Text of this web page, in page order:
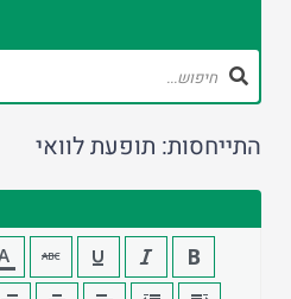
התייחסות: תופעת לוואי